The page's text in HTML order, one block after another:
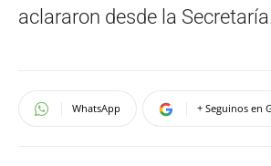
aclararon desde la
WhatsApp + Seguinos en